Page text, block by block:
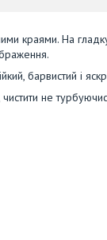
краями. На
барвистий і
не